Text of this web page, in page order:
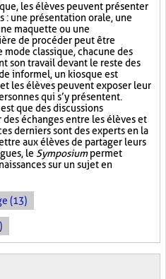
les élèves peuvent présenter
: une présentation orale, une
maquette ou une
de procéder peut être
classique, chacune des
son travail devant le reste des
informel, un kiosque est
les élèves peuvent exposer leur
qui s’y présentent.
que des discussions
échanges entre les élèves et
derniers sont des experts en la
aux élèves de partager leurs
le Symposiumpermet
sur un sujet en
(13)